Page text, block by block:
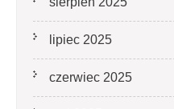
lipiec 2025
czerwiec 2025